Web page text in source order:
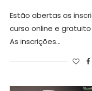
Estão abertas as
curso online e
As inscrições…